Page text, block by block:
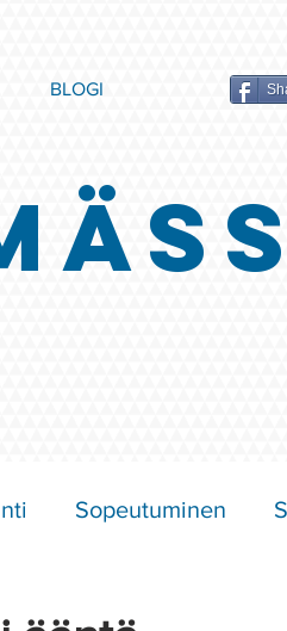
BLOGI
Sopeutuminen